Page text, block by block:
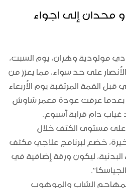
إلى اجواء
مولودية وهران، يوم السبت،
على حد سواء، مما يعزز من
القمة المرتقبة يوم الأربعاء
، بعدما عرفت عودة معمر شاوش
غياب دام قرابة أسبوع.
مستوى الكتف خلال
خضع لبرنامج علاجي مكثف
ليكون ورقة إضافية في
الشاب والموهوب